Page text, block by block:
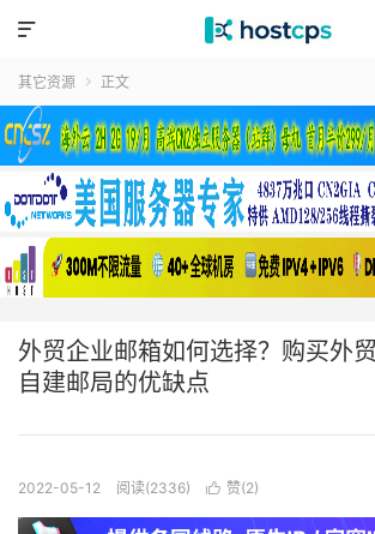

其它资源  正文
外贸企业邮箱如何选择？购买外
自建邮局的优缺点
2022-05-12 阅读(2336)  赞(2)